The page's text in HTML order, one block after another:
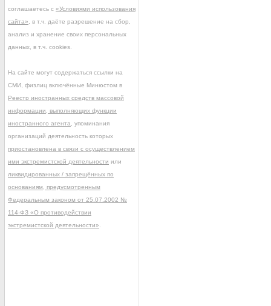
соглашаетесь с «Условиями использования
сайта» , в т.ч. даёте разрешение на сбор,
анализ и хранение своих персональных
данных, в т.ч. cookies.
На сайте могут содержаться ссылки на
СМИ, физлиц включённые Минюстом в
Реестр иностранных средств массовой
информации, выполняющих функции
иностранного агента , упоминания
организаций деятельность которых
приостановлена в связи с осуществлением
ими экстремистской деятельности или
ликвидированных / запрещённых по
основаниям, предусмотренным
Федеральным законом от 25.07.2002 №
114-ФЗ «О противодействии
экстремистской деятельности»